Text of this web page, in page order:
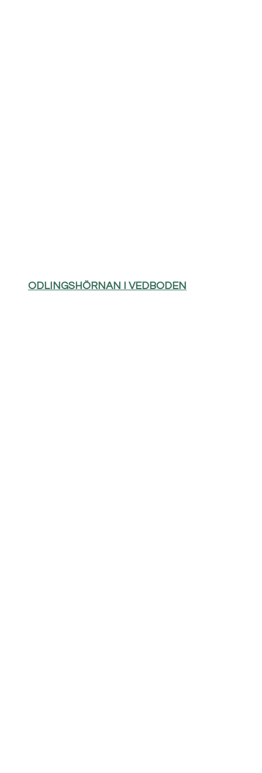
ODLINGSHÖRNAN I VEDBODEN